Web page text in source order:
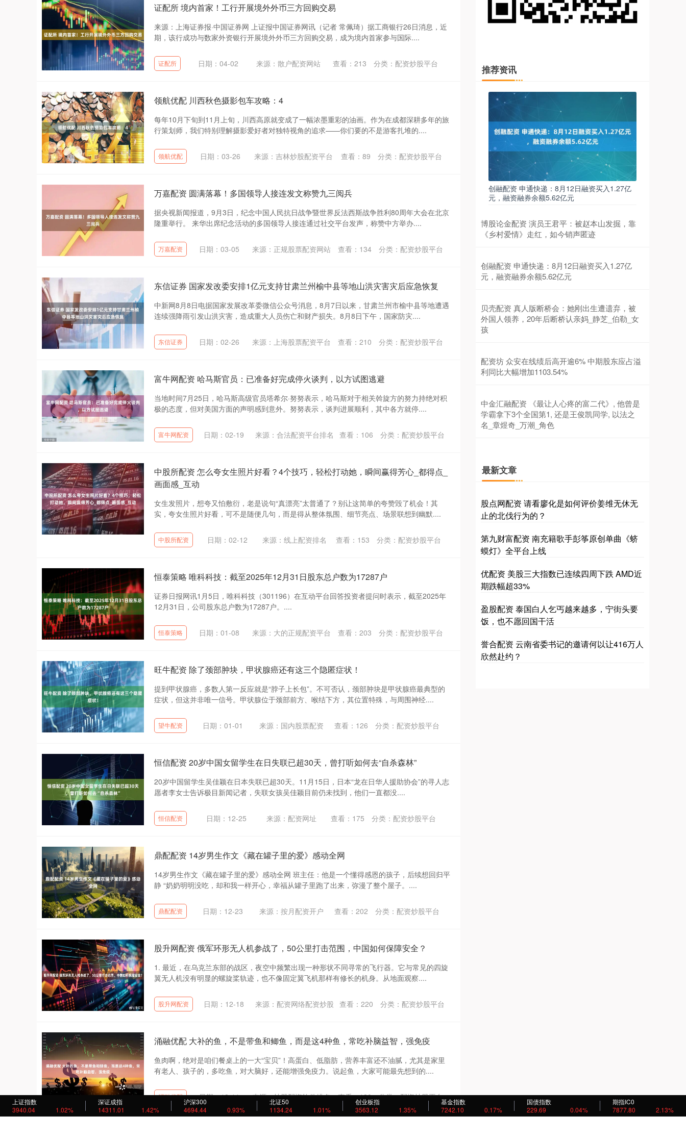
证配所 境内首家！工行开展境外外币三方回购交易
来源：上海证券报·中国证券网 上证报中国证券网讯（记者 常佩琦）据工商银行26日消息，近
期，该行成功与数家外资银行开展境外外币三方回购交易，成为境内首家参与国际....
证配所 日期：04-02 来源：散户配资网站 查看： 213 分类： 配资炒股平台
领航优配 川西秋色摄影包车攻略：4
每年10月下旬到11月上旬，川西高原就变成了一幅浓墨重彩的油画。作为在成都深耕多年的旅
行策划师，我们特别理解摄影爱好者对独特视角的追求——你们要的不是游客扎堆的....
领航优配 日期：03-26 来源：吉林炒股配资平台 查看： 89 分类： 配资炒股平台
万嘉配资 圆满落幕！多国领导人接连发文称赞九三阅兵
据央视新闻报道，9月3日，纪念中国人民抗日战争暨世界反法西斯战争胜利80周年大会在北京
隆重举行。 来华出席纪念活动的多国领导人接连通过社交平台发声，称赞中方举办....
万嘉配资 日期：03-05 来源：正规股票配资网站 查看： 134 分类： 配资炒股平台
东信证券 国家发改委安排1亿元支持甘肃兰州榆中县等地山洪灾害灾后应急恢复
中新网8月8日电据国家发展改革委微信公众号消息，8月7日以来，甘肃兰州市榆中县等地遭遇
连续强降雨引发山洪灾害，造成重大人员伤亡和财产损失。8月8日下午，国家防灾....
东信证券 日期：02-26 来源：上海股票配资平台 查看： 210 分类： 配资炒股平台
富牛网配资 哈马斯官员：已准备好完成停火谈判，以方试图逃避
当地时间7月25日，哈马斯高级官员塔希尔·努努表示，哈马斯对于相关斡旋方的努力持绝对积
极的态度，但对美国方面的声明感到意外。努努表示，谈判进展顺利，其中各方就停....
富牛网配资 日期：02-19 来源：合法配资平台排名 查看： 106 分类： 配资炒股平台
中股所配资 怎么夸女生照片好看？4个技巧，轻松打动她，瞬间赢得芳心_都得点_
画面感_互动
女生发照片，想夸又怕敷衍，老是说句“真漂亮”太普通了？别让这简单的夸赞毁了机会！其
实，夸女生照片好看，可不是随便几句，而是得从整体氛围、细节亮点、场景联想到幽默....
中股所配资 日期：02-12 来源：线上配资排名 查看： 153 分类： 配资炒股平台
恒泰策略 唯科科技：截至2025年12月31日股东总户数为17287户
证券日报网讯1月5日，唯科科技（301196）在互动平台回答投资者提问时表示，截至2025年
12月31日，公司股东总户数为17287户。....
恒泰策略 日期：01-08 来源：大的正规配资平台 查看： 203 分类： 配资炒股平台
旺牛配资 除了颈部肿块，甲状腺癌还有这三个隐匿症状！
提到甲状腺癌，多数人第一反应就是“脖子上长包”。不可否认，颈部肿块是甲状腺癌最典型的
症状，但这并非唯一信号。甲状腺位于颈部前方、喉结下方，其位置特殊，与周围神经....
望牛配资 日期：01-01 来源：国内股票配资 查看： 126 分类： 配资炒股平台
恒信配资 20岁中国女留学生在日失联已超30天，曾打听如何去“自杀森林”
20岁中国留学生吴佳颖在日本失联已超30天。11月15日，日本“龙在日华人援助协会”的寻人志
愿者李女士告诉极目新闻记者，失联女孩吴佳颖目前仍未找到，他们一直都没....
恒信配资 日期：12-25 来源：配资网址 查看： 175 分类： 配资炒股平台
鼎配配资 14岁男生作文《藏在罐子里的爱》感动全网
14岁男生作文《藏在罐子里的爱》感动全网 班主任：他是一个懂得感恩的孩子，后续想回归平
静 “奶奶明明没吃，却和我一样开心，幸福从罐子里跑了出来，弥漫了整个屋子。....
鼎配配资 日期：12-23 来源：按月配资开户 查看： 202 分类： 配资炒股平台
股升网配资 俄军环形无人机参战了，50公里打击范围，中国如何保障安全？
1. 最近，在乌克兰东部的战区，夜空中频繁出现一种形状不同寻常的飞行器。它与常见的四旋
翼无人机没有明显的螺旋桨轨迹，也不像固定翼飞机那样有修长的机身。从地面观察....
股升网配资 日期：12-18 来源：配资网络配资炒股 查看： 220 分类： 配资炒股平台
涌融优配 大补的鱼，不是带鱼和鲫鱼，而是这4种鱼，常吃补脑益智，强免疫
鱼肉啊，绝对是咱们餐桌上的一大“宝贝”！高蛋白、低脂肪，营养丰富还不油腻，尤其是家里
有老人、孩子的，多吃鱼，对大脑好，还能增强免疫力。说起鱼，大家可能最先想到的....
涌融优配 日期：12-11 来源：炒股配资软件排名 查看：180 分类：配资炒股平台
推荐资讯
创融配资 申通快递：8月12日融资买入1.27亿
元，融资融券余额5.62亿元
博股论金配资 演员王君平：被赵本山发掘，靠
《乡村爱情》走红，如今销声匿迹
创融配资 申通快递：8月12日融资买入1.27亿
元，融资融券余额5.62亿元
贝壳配资 真人版断桥会：她刚出生遭遗弃，被
外国人领养，20年后断桥认亲妈_静芝_伯勒_女
孩
配资坊 众安在线绩后高开逾6% 中期股东应占溢
利同比大幅增加1103.54%
中金汇融配资 《最让人心疼的富二代》, 他曾是
学霸拿下3个全国第1, 还是王俊凯同学, 以法之
名_章煜奇_万潮_角色
最新文章
股点网配资 请看廖化是如何评价姜维无休无
止的北伐行为的？
第九财富配资 南充籍歌手彭筝原创单曲《蛴
蟆灯》全平台上线
优配资 美股三大指数已连续四周下跌 AMD近
期跌幅超33%
盈股配资 泰国白人乞丐越来越多，宁街头要
饭，也不愿回国干活
誉合配资 云南省委书记的邀请何以让416万人
欣然赴约？
上证指数
3940.04
1.02%
深证成指
14311.01
1.42%
沪深300
4694.44
0.93%
北证50
1134.24
1.01%
创业板指
3563.12
1.35%
基金指数
7242.10
0.17%
国债指数
229.69
0.04%
期指IC0
7877.80
2.13%